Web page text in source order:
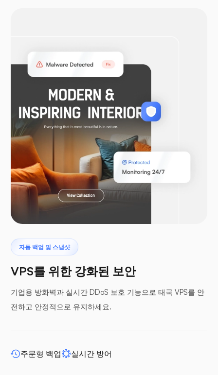
오픈VPN
우커머스
라라벨
자동 백업 및 스냅샷
VPS를 위한 강화된 보안
기업용 방화벽과 실시간 DDoS 보호 기능으로 태국 VPS를 안
전하고 안정적으로 유지하세요.
주문형 백업 실시간 방어